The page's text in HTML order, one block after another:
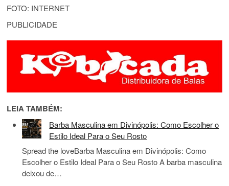
FOTO: INTERNET
PUBLICIDADE
LEIA TAMBÉM:
Barba Masculina em Divinópolis: Como Escolher o
Estilo Ideal Para o Seu Rosto
Spread the loveBarba Masculina em Divinópolis: Como
Escolher o Estilo Ideal Para o Seu Rosto A barba masculina
deixou de…